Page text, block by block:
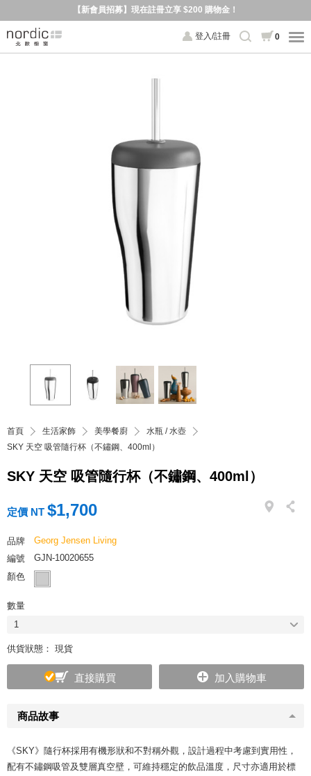
【新會員招募】現在註冊立享 $200 購物金！
登入/註冊 0
首頁 生活家飾 美學餐廚
水瓶 / 水壺
SKY 天空 吸管隨行杯（不鏽鋼、400ml）
SKY 天空 吸管隨行杯（不鏽鋼、400ml）
商品故事
《SKY》隨行杯採用有機形狀和不對稱外觀，設計過程中考慮到實用性，
配有不鏽鋼吸管及雙層真空壁，可維持穩定的飲品溫度，尺寸亦適用於標
定價 NT $1,700
品牌
Georg Jensen Living
編號
GJN-10020655
顏色
數量
1
供貨狀態： 現貨
直接購買 加入購物車